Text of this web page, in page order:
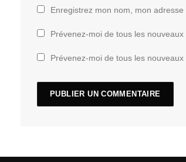
Enregistrez mon nom, mon
Prévenez-moi de tous les
Prévenez-moi de tous les nouveaux